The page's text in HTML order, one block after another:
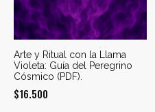
Arte y Ritual con la Llama
Violeta: Guía del Peregrino
Cósmico (PDF).
$16.500